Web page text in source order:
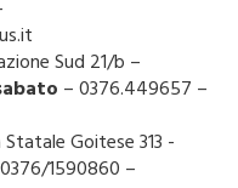
Sud 21/b –
– 0376.449657 –
Goitese 313 -
1590860 –